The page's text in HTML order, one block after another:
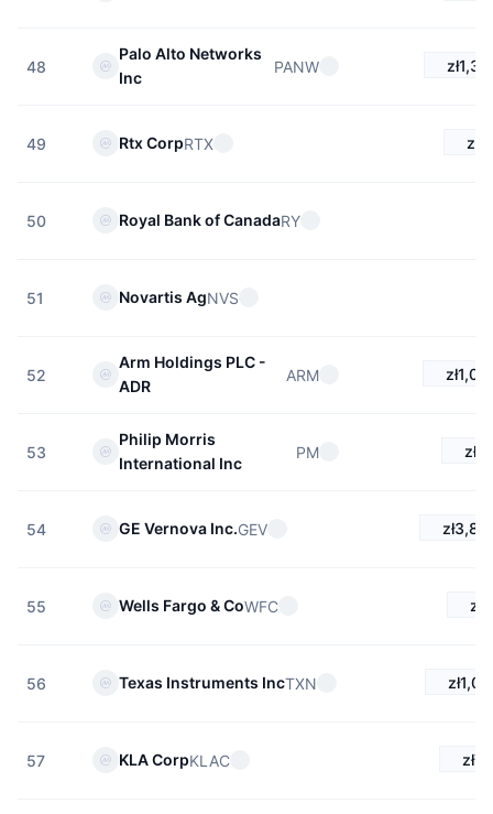
48
Palo Alto Networks
Inc
PANW
49 Rtx CorpRTX
50 Royal Bank of CanadaRY
51 Novartis AgNVS
52
Arm Holdings PLC -
ADR
ARM
53
Philip Morris
International Inc
PM
54 GE Vernova Inc.GEV
55 Wells Fargo & CoWFC
56 Texas Instruments IncTXN
57 KLA CorpKLAC